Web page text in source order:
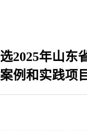
2025年山东
例和实践项